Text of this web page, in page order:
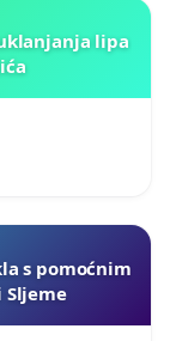
lipa
s pomoćnim